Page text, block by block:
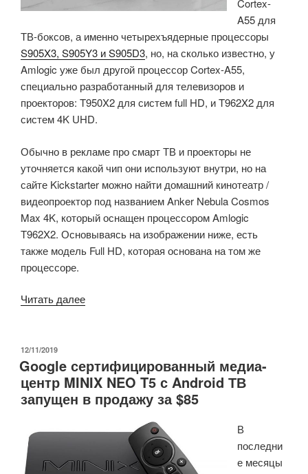
$170»
Cortex-
A55 для
ТВ-боксов, а именно четырехъядерные процессоры
S905X3, S905Y3 и S905D3, но, на сколько известно, у
Amlogic уже был другой процессор Cortex-A55,
специально разработанный для телевизоров и
проекторов: T950X2 для систем full HD, и T962X2 для
систем 4K UHD.
Обычно в рекламе про смарт ТВ и проекторы не
уточняется какой чип они используют внутри, но на
сайте Kickstarter можно найти домашний кинотеатр /
видеопроектор под названием Anker Nebula Cosmos
Max 4K, который оснащен процессором Amlogic
T962X2. Основываясь на изображении ниже, есть
также модель Full HD, которая основана на том же
процессоре.
Читать далее«4K
Max
основан
на
процессора
T962X2
ОПУБЛИКОВАНО
12/11/2019
Google сертифицированный медиа-
центр MINIX NEO T5 с Android ТВ
запущен в продажу за $85
В
последни
е месяцы